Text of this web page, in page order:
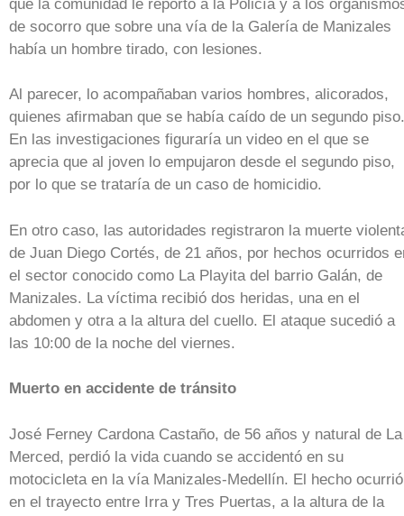
que la comunidad le reportó a la Policía y a los
de socorro que sobre una vía de la Galería de Manizales
había un hombre tirado, con lesiones.
Al parecer, lo acompañaban varios hombres, alicorados,
quienes afirmaban que se había caído de un segundo piso.
En las investigaciones figuraría un video en el que se
aprecia que al joven lo empujaron desde el segundo piso,
por lo que se trataría de un caso de homicidio.
En otro caso, las autoridades registraron la muerte
de Juan Diego Cortés, de 21 años, por hechos ocurridos
el sector conocido como La Playita del barrio Galán, de
Manizales. La víctima recibió dos heridas, una en el
abdomen y otra a la altura del cuello. El ataque sucedió a
las 10:00 de la noche del viernes.
Muerto en accidente de tránsito
José Ferney Cardona Castaño, de 56 años y natural de La
Merced, perdió la vida cuando se accidentó en su
motocicleta en la vía Manizales-Medellín. El hecho ocurrió
en el trayecto entre Irra y Tres Puertas, a la altura de la